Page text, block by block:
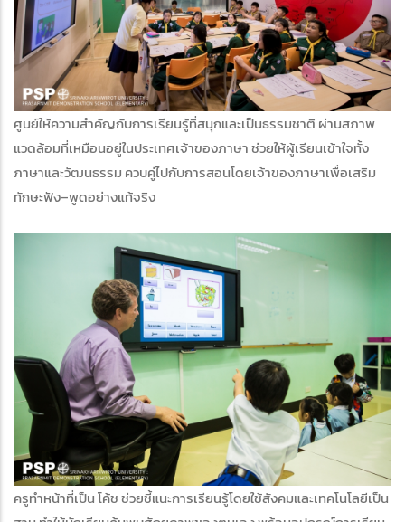
ศูนย์ให้ความสำคัญกับการเรียนรู้ที่สนุกและเป็นธรรมชาติ ผ่านสภาพ
แวดล้อมที่เหมือนอยู่ในประเทศเจ้าของภาษา ช่วยให้ผู้เรียนเข้าใจทั้ง
ภาษาและวัฒนธรรม ควบคู่ไปกับการสอนโดยเจ้าของภาษาเพื่อเสริม
ทักษะฟัง–พูดอย่างแท้จริง
ครูทำหน้าที่เป็น โค้ช ช่วยชี้แนะการเรียนรู้โดยใช้สังคมและเทคโนโลยีเป็น